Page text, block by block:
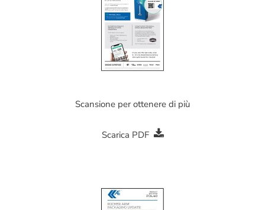
Scansione per ottenere di più
Scarica PDF